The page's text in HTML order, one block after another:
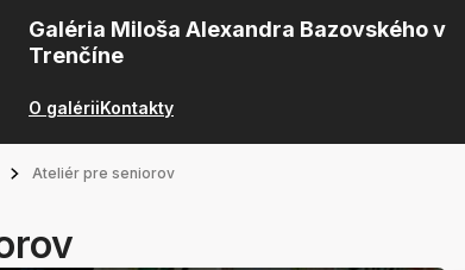
Galéria Miloša Alexandra Bazovského v
Trenčíne
O galériiKontakty
Ateliér pre seniorov